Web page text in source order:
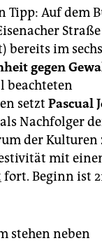
Tipp: Auf dem
bereits im
gegen
beachteten
setzt Pascual
Nachfolger
der Kulturen
mit
fort. Beginn ist
stehen neben